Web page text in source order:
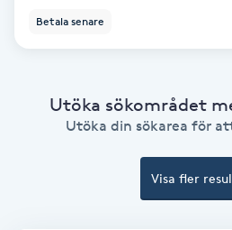
Betala senare
Utöka sökområdet
Utöka din sökarea för
Visa fler